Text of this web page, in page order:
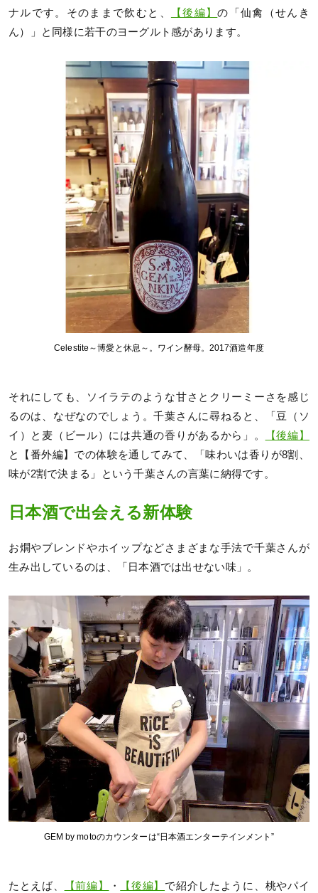
ナルです。そのままで飲むと、 【後編】の「仙禽（せんき
ん）」と同様に若干のヨーグルト感があります。
Celestite～博愛と休息～。ワイン酵母。2017酒造年度
それにしても、ソイラテのような甘さとクリーミーさを感じ
るのは、なぜなのでしょう。千葉さんに尋ねると、「豆（ソ
イ）と麦（ビール）には共通の香りがあるから」。
【後編】
と【番外編】での体験を通してみて、「味わいは香りが8割、
味が2割で決まる」という千葉さんの言葉に納得です。
日本酒で出会える新体験
お燗やブレンドやホイップなどさまざまな手法で千葉さんが
生み出しているのは、「日本酒では出せない味」。
GEM by motoのカウンターは“日本酒エンターテインメント”
たとえば、 【前編】 ・ 【後編】 で紹介したように、桃やパイ